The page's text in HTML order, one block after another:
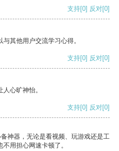
支持[0] 反对[0]
其他用户交流学习心得。
支持[0] 反对[0]
心旷神怡。
支持[0] 反对[0]
神器，无论是看视频、玩游戏还是工
用担心网速卡顿了。